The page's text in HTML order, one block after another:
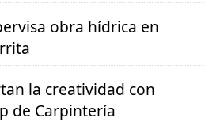
obra hídrica en
la creatividad con
de Carpintería